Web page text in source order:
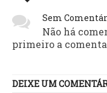
Sem
Não há
primeiro a
DEIXE UM